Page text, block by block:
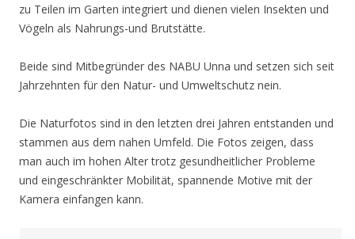
zu Teilen im Garten integriert und dienen vielen Insekten und
Vögeln als Nahrungs-und Brutstätte.
Beide sind Mitbegründer des NABU Unna und setzen sich seit
Jahrzehnten für den Natur- und Umweltschutz nein.
Die Naturfotos sind in den letzten drei Jahren entstanden und
stammen aus dem nahen Umfeld. Die Fotos zeigen, dass
man auch im hohen Alter trotz gesundheitlicher Probleme
und eingeschränkter Mobilität, spannende Motive mit der
Kamera einfangen kann.